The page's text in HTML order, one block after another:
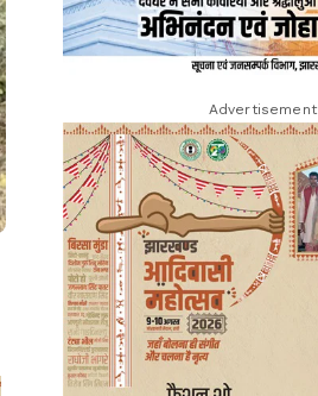
Advertisement